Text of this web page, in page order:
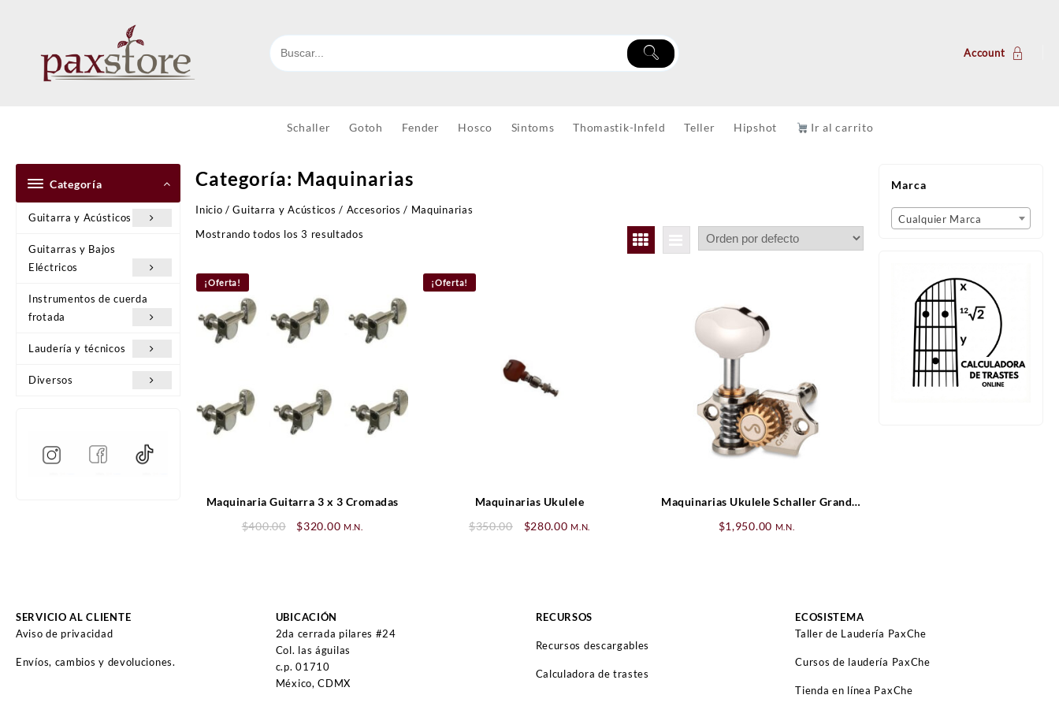
Account
Schaller Gotoh Fender Hosco Sintoms Thomastik-Infeld Teller Hipshot Ir al carrito
Categoría
Guitarra y Acústicos
Guitarras y Bajos
Eléctricos
Instrumentos de cuerda
frotada
Laudería y técnicos
Diversos
Categoría: Maquinarias
Inicio /Guitarra y Acústicos / Accesorios / Maquinarias
Mostrando todos los 3 resultados
¡Oferta!
Maquinaria Guitarra 3 x 3 Cromadas
$400.00
Original
$320.00Current
M.N.
¡Oferta!
Maquinarias Ukulele
$350.00
Original
$280.00Current
M.N.
Maquinarias Ukulele Schaller Grand
$1,950.00 M.N.
Marca
Cualquier Marca
SERVICIO AL CLIENTE
Aviso de privacidad
Envíos, cambios y devoluciones.
UBICACIÓN
2da cerrada pilares #24
Col. las águilas
c.p. 01710
México, CDMX
RECURSOS
Recursos descargables
Calculadora de trastes
ECOSISTEMA
Taller de Laudería PaxChe
Cursos de laudería PaxChe
Tienda en línea PaxChe